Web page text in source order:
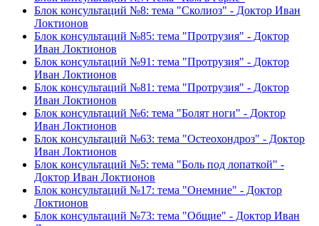
Блок консультаций №8: тема "Сколиоз" - Доктор Иван
Локтионов
Блок консультаций №85: тема "Протрузия" - Доктор
Иван Локтионов
Блок консультаций №91: тема "Протрузия" - Доктор
Иван Локтионов
Блок консультаций №81: тема "Протрузия" - Доктор
Иван Локтионов
Блок консультаций №6: тема "Болят ноги" - Доктор
Иван Локтионов
Блок консультаций №63: тема "Остеохондроз" - Доктор
Иван Локтионов
Блок консультаций №5: тема "Боль под лопаткой" -
Доктор Иван Локтионов
Блок консультаций №17: тема "Онемние" - Доктор
Локтионов
Блок консультаций №73: тема "Общие" - Доктор Иван